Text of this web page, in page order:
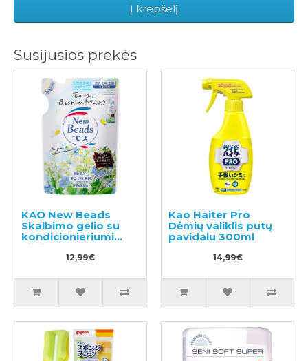
Į krepšelį
Susijusios prekės
KAO New Beads
Skalbimo gelio su
kondicionieriumi
užpildas 650g
12,99€
Kao Haiter Pro
Dėmių valiklis putų
pavidalu 300ml
14,99€